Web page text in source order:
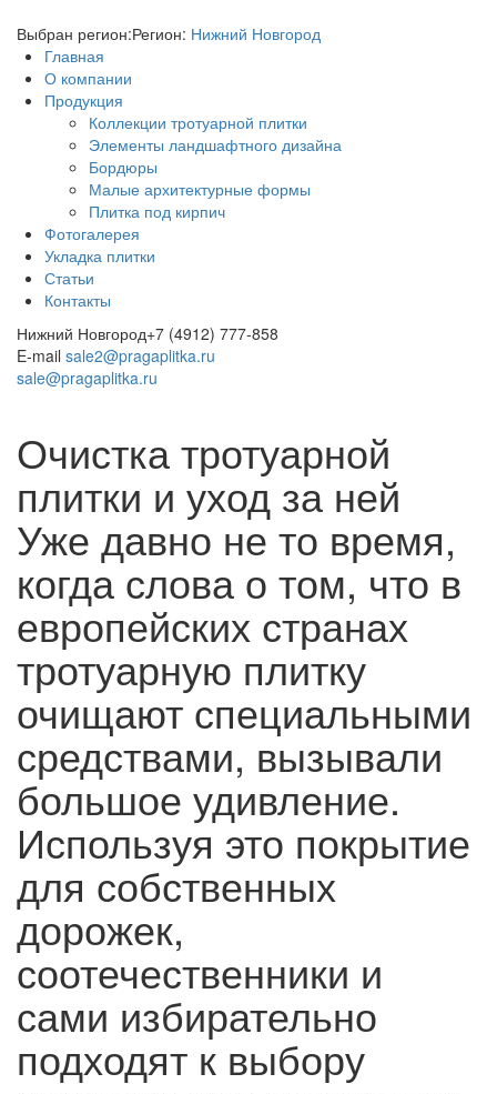
Выбран регион:Регион: Нижний Новгород
Главная
О компании
Продукция
Коллекции тротуарной плитки
Элементы ландшафтного дизайна
Бордюры
Малые архитектурные формы
Плитка под кирпич
Фотогалерея
Укладка плитки
Статьи
Контакты
Нижний Новгород+7 (4912) 777-858
E-mail sale2@pragaplitka.ru
sale@pragaplitka.ru
Очистка тротуарной
плитки и уход за ней
Уже давно не то время,
когда слова о том, что в
европейских странах
тротуарную плитку
очищают специальными
средствами, вызывали
большое удивление.
Используя это покрытие
для собственных
дорожек,
соотечественники и
сами избирательно
подходят к выбору